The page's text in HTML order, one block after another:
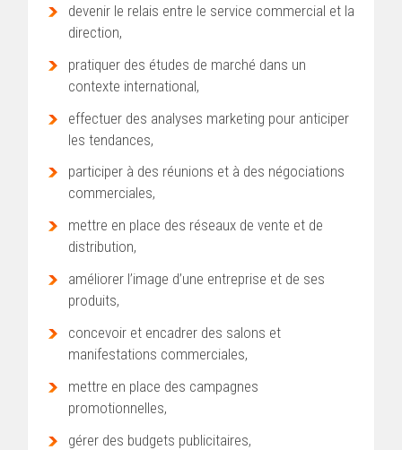
devenir le relais entre le service commercial et la
direction,
pratiquer des études de marché dans un
contexte international,
effectuer des analyses marketing pour anticiper
les tendances,
participer à des réunions et à des négociations
commerciales,
mettre en place des réseaux de vente et de
distribution,
améliorer l’image d’une entreprise et de ses
produits,
concevoir et encadrer des salons et
manifestations commerciales,
mettre en place des campagnes
promotionnelles,
gérer des budgets publicitaires,